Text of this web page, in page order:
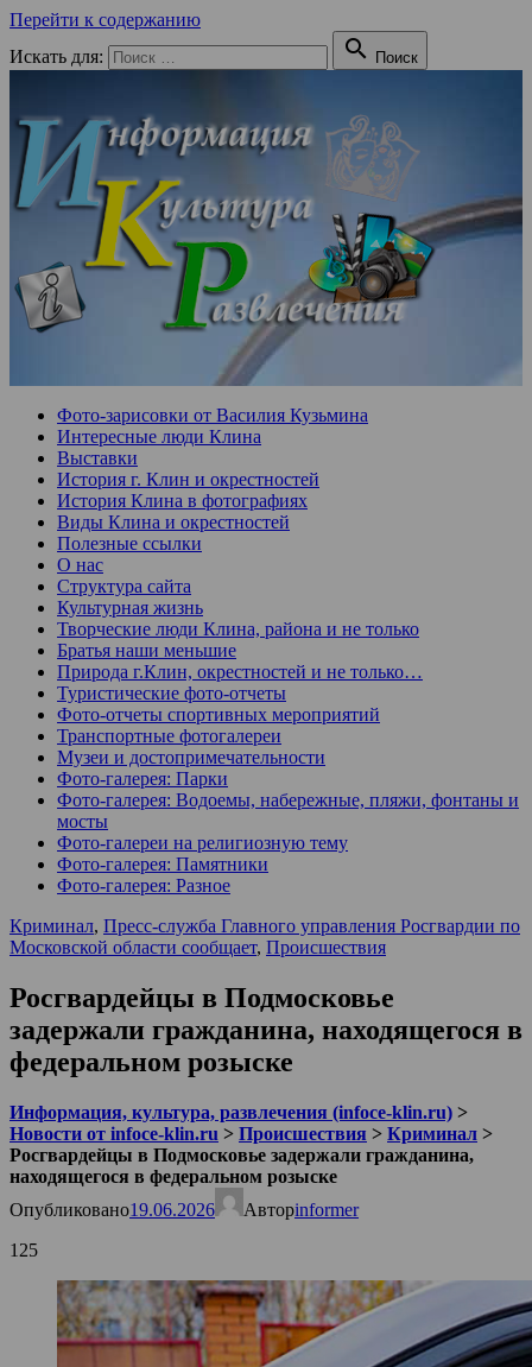
Перейти к содержанию
Искать для:
 Поиск
Фото-зарисовки от Василия Кузьмина
Интересные люди Клина
Выставки
История г. Клин и окрестностей
История Клина в фотографиях
Виды Клина и окрестностей
Полезные ссылки
О нас
Структура сайта
Культурная жизнь
Творческие люди Клина, района и не только
Братья наши меньшие
Природа г.Клин, окрестностей и не только…
Туристические фото-отчеты
Фото-отчеты спортивных мероприятий
Транспортные фотогалереи
Музеи и достопримечательности
Фото-галерея: Парки
Фото-галерея: Водоемы, набережные, пляжи, фонтаны и
мосты
Фото-галереи на религиозную тему
Фото-галерея: Памятники
Фото-галерея: Разное
Криминал, Пресс-служба Главного управления Росгвардии по
Московской области сообщает, Происшествия
Росгвардейцы в Подмосковье
задержали гражданина, находящегося в
федеральном розыске
Информация, культура, развлечения (infoce-klin.ru) >
Новости от infoce-klin.ru > Происшествия > Криминал >
Росгвардейцы в Подмосковье задержали гражданина,
находящегося в федеральном розыске
Опубликовано19.06.2026 Авторinformer
125